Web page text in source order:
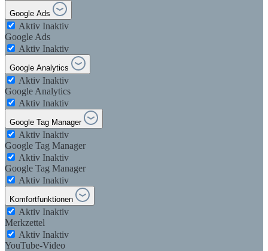
Google Ads
Aktiv Inaktiv
Google Ads
Aktiv Inaktiv
Google Analytics
Aktiv Inaktiv
Google Analytics
Aktiv Inaktiv
Google Tag Manager
Aktiv Inaktiv
Google Tag Manager
Aktiv Inaktiv
Google Tag Manager
Aktiv Inaktiv
Komfortfunktionen
Aktiv Inaktiv
Merkzettel
Aktiv Inaktiv
YouTube-Video